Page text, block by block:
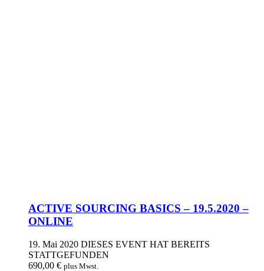
ACTIVE SOURCING BASICS – 19.5.2020 –
ONLINE
19. Mai 2020 DIESES EVENT HAT BEREITS
STATTGEFUNDEN
690,00 € plus Mwst.